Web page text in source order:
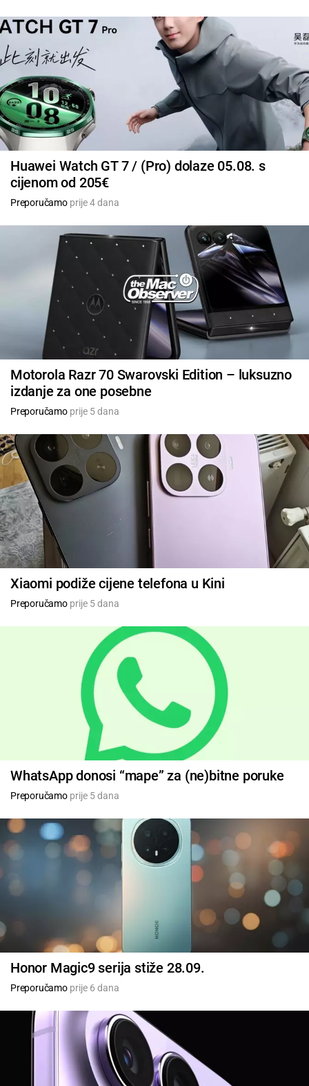
Huawei Watch GT 7 / (Pro) dolaze 05.08. s
cijenom od 205€
Preporučamoprije 4 dana
Motorola Razr 70 Swarovski Edition – luksuzno
izdanje za one posebne
Preporučamoprije 5 dana
Xiaomi podiže cijene telefona u Kini
Preporučamoprije 5 dana
WhatsApp donosi “mape” za (ne)bitne poruke
Preporučamoprije 5 dana
Honor Magic9 serija stiže 28.09.
Preporučamoprije 6 dana